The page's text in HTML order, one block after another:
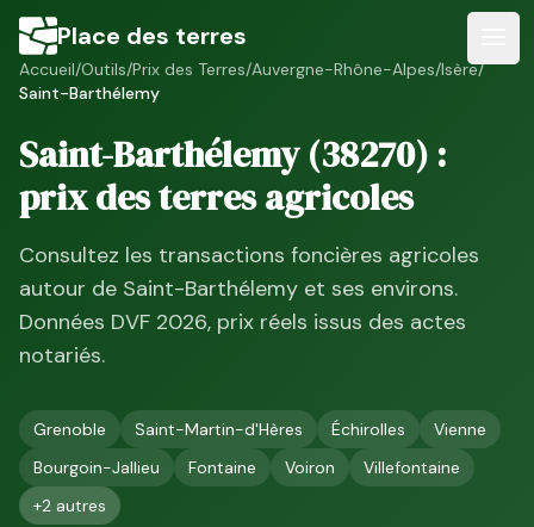
Place des terres
Accueil/Outils/Prix des Terres/Auvergne-Rhône-Alpes/Isère/
Saint-Barthélemy
Saint-Barthélemy(38270) :
prix des terres agricoles
Consultez les transactions foncières agricoles
autour de Saint-Barthélemy et ses environs.
Données DVF 2026, prix réels issus des actes
notariés.
Grenoble Saint-Martin-d'Hères Échirolles
Vienne
Bourgoin-Jallieu
Fontaine Voiron
Villefontaine
+2 autres